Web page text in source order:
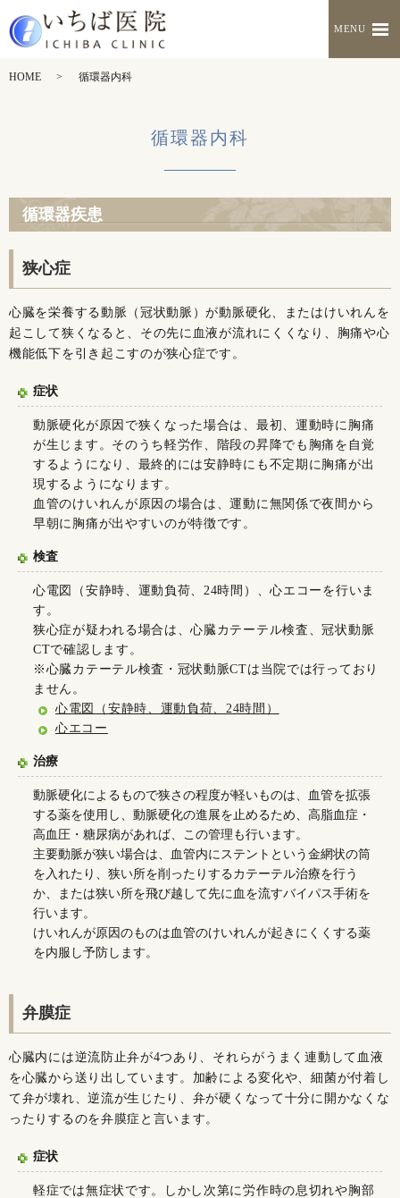
MENU
HOME 循環器内科
循環器内科
循環器疾患
狭心症
心臓を栄養する動脈（冠状動脈）が動脈硬化、またはけいれんを
起こして狭くなると、その先に血液が流れにくくなり、胸痛や心
機能低下を引き起こすのが狭心症です。
症状
動脈硬化が原因で狭くなった場合は、最初、運動時に胸痛
が生じます。そのうち軽労作、階段の昇降でも胸痛を自覚
するようになり、最終的には安静時にも不定期に胸痛が出
現するようになります。
血管のけいれんが原因の場合は、運動に無関係で夜間から
早朝に胸痛が出やすいのが特徴です。
検査
心電図（安静時、運動負荷、24時間）、心エコーを行いま
す。
狭心症が疑われる場合は、心臓カテーテル検査、冠状動脈
CTで確認します。
※心臓カテーテル検査・冠状動脈CTは当院では行っており
ません。
心電図（安静時、運動負荷、24時間）
心エコー
治療
動脈硬化によるもので狭さの程度が軽いものは、血管を拡張
する薬を使用し、動脈硬化の進展を止めるため、高脂血症・
高血圧・糖尿病があれば、この管理も行います。
主要動脈が狭い場合は、血管内にステントという金網状の筒
を入れたり、狭い所を削ったりするカテーテル治療を行う
か、または狭い所を飛び越して先に血を流すバイパス手術を
行います。
けいれんが原因のものは血管のけいれんが起きにくくする薬
を内服し予防します。
弁膜症
心臓内には逆流防止弁が4つあり、それらがうまく連動して血液
を心臓から送り出しています。加齢による変化や、細菌が付着し
て弁が壊れ、逆流が生じたり、弁が硬くなって十分に開かなくな
ったりするのを弁膜症と言います。
症状
軽症では無症状です。しかし次第に労作時の息切れや胸部